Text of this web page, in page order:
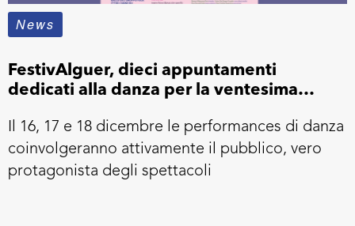
News
FestivAlguer, dieci appuntamenti
dedicati alla danza per la ventesima
Il 16, 17 e 18 dicembre le performances di danza
coinvolgeranno attivamente il pubblico, vero
protagonista degli spettacoli